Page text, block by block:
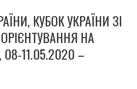
КУБОК УКРАЇНИ ЗІ
НА
11.05.2020 –